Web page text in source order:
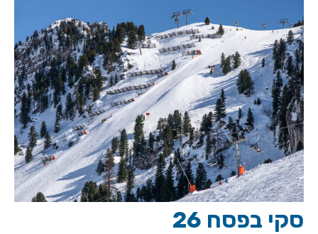
סקי בפסח 26